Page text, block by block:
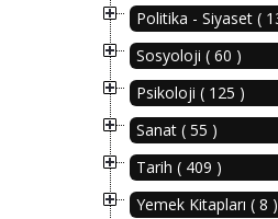
Politika - Siyaset (
Sosyoloji ( 60 )
Psikoloji ( 125 )
Sanat ( 55 )
Tarih ( 409 )
Yemek Kitapları ( 8 )